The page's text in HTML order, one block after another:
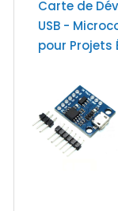
Carte de
USB -
pour Projets